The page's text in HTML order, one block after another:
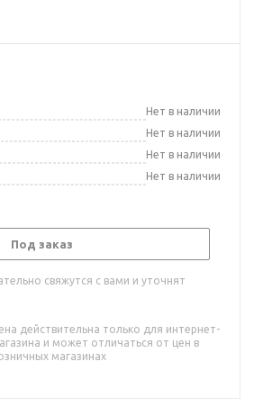
Нет в наличии
Нет в наличии
Нет в наличии
Нет в наличии
Под заказ
свяжутся с вами и уточнят
действительна только для интернет-
и может отличаться от цен в
магазинах